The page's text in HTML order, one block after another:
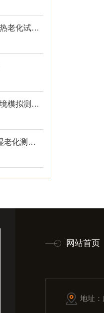
创新科技驱动下的高低温湿热老化试验箱
航天领域高低温交变湿热环境模拟测试解决方案
2026 年 5 月电子元器件温湿老化测试三厢冷热冲击试验箱排行榜
网站首页
地址